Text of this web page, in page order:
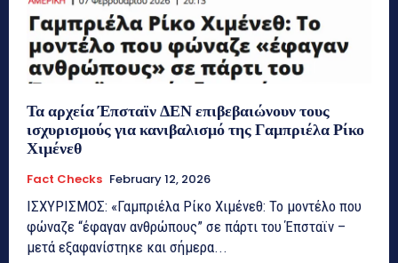
Τα αρχεία Έπσταϊν ΔΕΝ επιβεβαιώνουν τους
ισχυρισμούς για κανιβαλισμό της Γαμπριέλα Ρίκο
Χιμένεθ
Fact Checks February 12, 2026
ΙΣΧΥΡΙΣΜΟΣ: «Γαμπριέλα Ρίκο Χιμένεθ: Το μοντέλο που
φώναζε “έφαγαν ανθρώπους” σε πάρτι του Έπσταϊν –
μετά εξαφανίστηκε και σήμερα...